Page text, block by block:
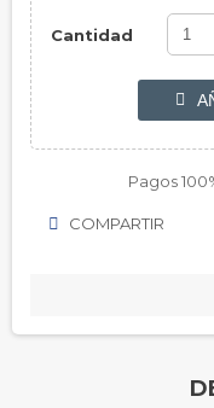
Cantidad

Pagos
COMPARTIR